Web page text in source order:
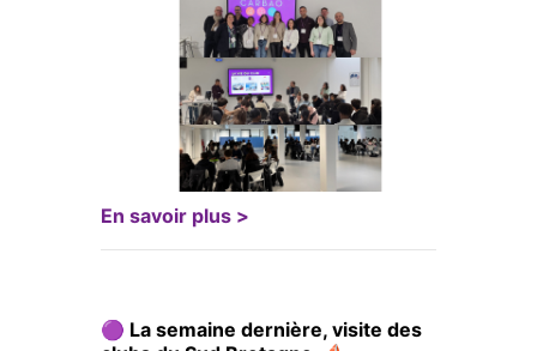
En savoir plus >
🟣 La semaine dernière, visite des